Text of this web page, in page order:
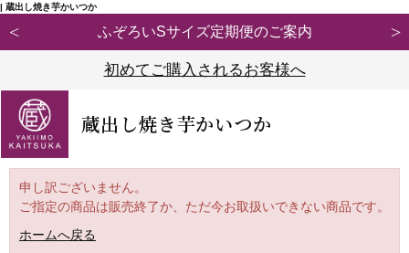
| 蔵出し焼き芋かいつか
内 【重要】弊社ブランド「紅天使※」の模
初めてご購入されるお客様へ
蔵出し焼き芋かいつか
申し訳ございません。
ご指定の商品は販売終了か、ただ今お取扱いできない商品です。
ホームへ戻る